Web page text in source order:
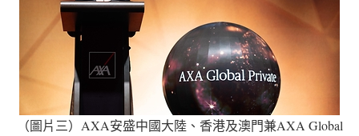
（圖片三）AXA安盛中國大陸、香港及澳門兼AXA Global